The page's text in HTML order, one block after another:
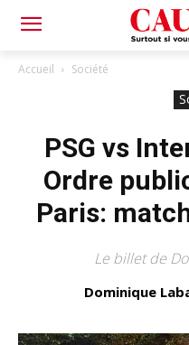
Accueil Société
PSG vs
Ordre
Paris:
Le billet de
Dominique